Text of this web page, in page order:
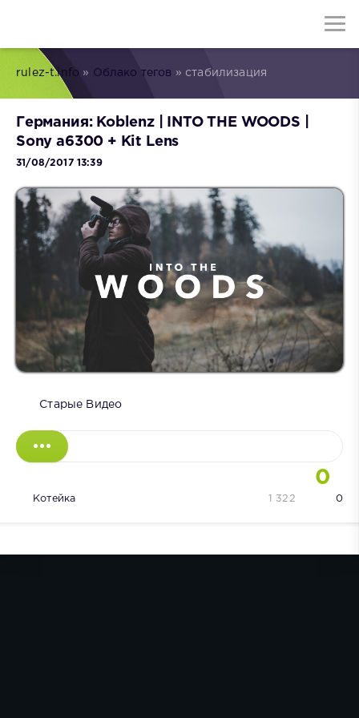
rulez-t.info » Облако тегов » стабилизация
Германия: Koblenz | INTO THE WOODS |
Sony a6300 + Kit Lens
31/08/2017 13:39
Старые Видео
0
Котейка 0
1 322